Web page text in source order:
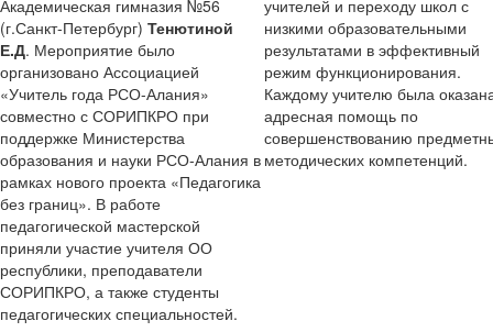
Академическая гимназия №56
(г.Санкт-Петербург) Тенютиной
Е.Д. Мероприятие было
организовано Ассоциацией
«Учитель года РСО-Алания»
совместно с СОРИПКРО при
поддержке Министерства
образования и науки РСО-Алания в
рамках нового проекта «Педагогика
без границ». В работе
педагогической мастерской
приняли участие учителя ОО
республики, преподаватели
СОРИПКРО, а также студенты
педагогических специальностей.
учителей и переходу школ с
низкими образовательными
результатами в эффективный
режим функционирования.
Каждому учителю была
адресная помощь по
совершенствованию
методических компетенций.